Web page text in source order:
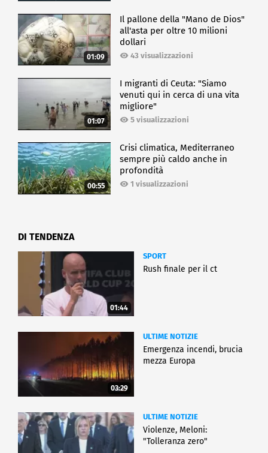
01:09
Il pallone della "Mano de Dios"
all'asta per oltre 10 milioni
dollari
43 visualizzazioni
01:07
I migranti di Ceuta: "Siamo
venuti qui in cerca di una vita
migliore"
5 visualizzazioni
00:55
Crisi climatica, Mediterraneo
sempre più caldo anche in
profondità
1 visualizzazioni
DI TENDENZA
01:44
SPORT
Rush finale per il ct
03:29
ULTIME NOTIZIE
Emergenza incendi, brucia
mezza Europa
ULTIME NOTIZIE
Violenze, Meloni:
"Tolleranza zero"